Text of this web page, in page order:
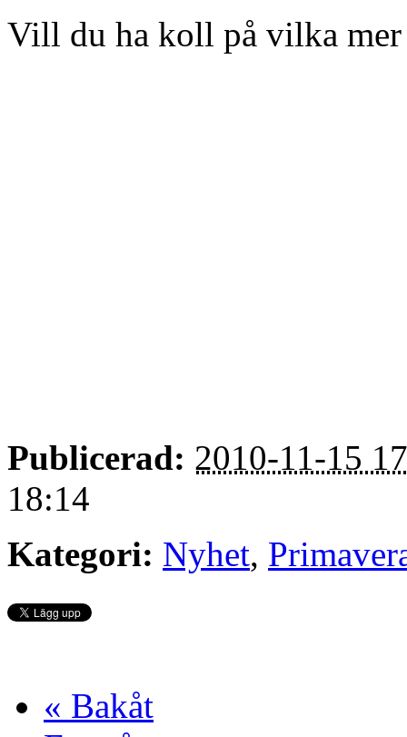
Vill du ha koll på vilka
Publicerad: 2010-11-15
18:14
Kategori: Nyhet,
« Bakåt